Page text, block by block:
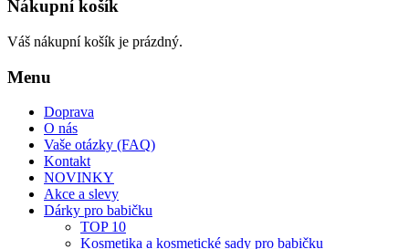
Nákupní košík
Váš nákupní košík je prázdný.
Menu
Doprava
O nás
Vaše otázky (FAQ)
Kontakt
NOVINKY
Akce a slevy
Dárky pro babičku
TOP 10
Kosmetika a kosmetické sady pro babičku